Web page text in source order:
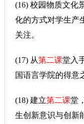
(16) 校园物质文化
化的方式对学生产
关注。
(17) 从第二课堂入
国语言学院的得意
(18) 建立第二课堂
生创新意识与创新